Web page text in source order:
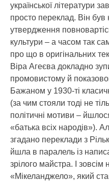
української літератури
просто переклад. Він
утвердження
культури – а часом так
про що в оригінальних
Віра Агеєва докладно
промовистому й
Бажаном у 1930-ті
(за чим стояли тоді не
політичні мотиви –
«батька всіх народів»).
згадано переклади з
йшла в паралель із
зрілого майстра. І зовсім
«Мікеланджело», який